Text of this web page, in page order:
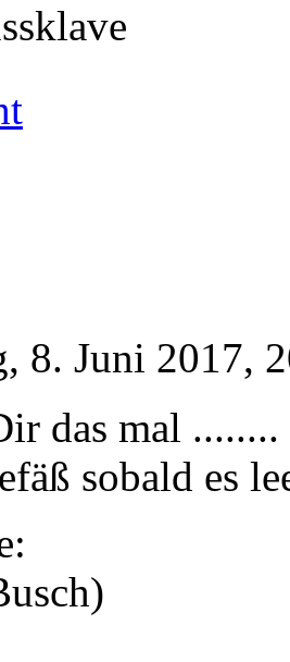
8. Juni 2017,
das mal ........
sobald es